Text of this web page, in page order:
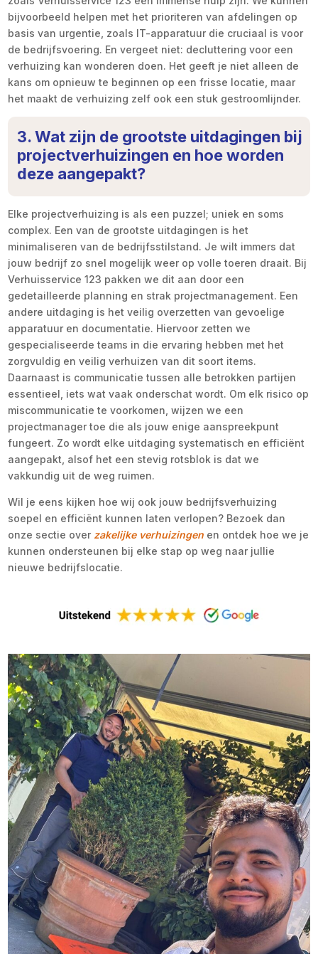
bijvoorbeeld helpen met het prioriteren van afdelingen op
basis van urgentie, zoals IT-apparatuur die cruciaal is voor
de bedrijfsvoering. En vergeet niet: decluttering voor een
verhuizing kan wonderen doen. Het geeft je niet alleen de
kans om opnieuw te beginnen op een frisse locatie, maar
het maakt de verhuizing zelf ook een stuk gestroomlijnder.
3. Wat zijn de grootste uitdagingen bij
projectverhuizingen en hoe worden
deze aangepakt?
Elke projectverhuizing is als een puzzel; uniek en soms
complex. Een van de grootste uitdagingen is het
minimaliseren van de bedrijfsstilstand. Je wilt immers dat
jouw bedrijf zo snel mogelijk weer op volle toeren draait. Bij
Verhuisservice 123 pakken we dit aan door een
gedetailleerde planning en strak projectmanagement. Een
andere uitdaging is het veilig overzetten van gevoelige
apparatuur en documentatie. Hiervoor zetten we
gespecialiseerde teams in die ervaring hebben met het
zorgvuldig en veilig verhuizen van dit soort items.
Daarnaast is communicatie tussen alle betrokken partijen
essentieel, iets wat vaak onderschat wordt. Om elk risico op
miscommunicatie te voorkomen, wijzen we een
projectmanager toe die als jouw enige aanspreekpunt
fungeert. Zo wordt elke uitdaging systematisch en efficiënt
aangepakt, alsof het een stevig rotsblok is dat we
vakkundig uit de weg ruimen.
Wil je eens kijken hoe wij ook jouw bedrijfsverhuizing
soepel en efficiënt kunnen laten verlopen? Bezoek dan
onze sectie over zakelijke verhuizingen en ontdek hoe we je
kunnen ondersteunen bij elke stap op weg naar jullie
nieuwe bedrijfslocatie.